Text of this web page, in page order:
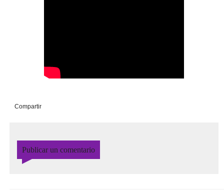
Compartir
Publicar un comentario